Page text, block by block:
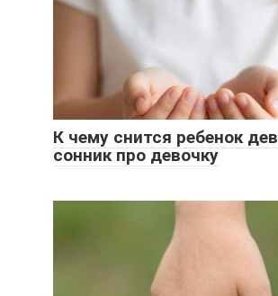
К чему снится ребенок
сонник про девочку